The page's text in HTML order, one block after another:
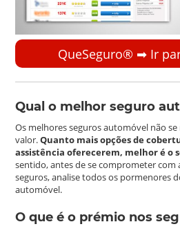
QueSeguro® ➡︎ Ir
Qual o melhor seguro
Os melhores seguros automóvel não
valor.Quanto mais opções de
assistência oferecerem, melhor é o
sentido, antes de se comprometer com
seguros, analise todos os pormenores
automóvel.
O que é o prémio nos